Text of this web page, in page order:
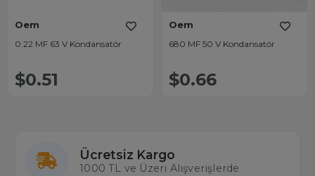
Oem
0.22 MF 63 V Kondansatör
$0.51
Oem
680 MF 50 V Kondansatör
$0.66
Ücretsiz Kargo
1000 TL ve Üzeri Alışverişlerde